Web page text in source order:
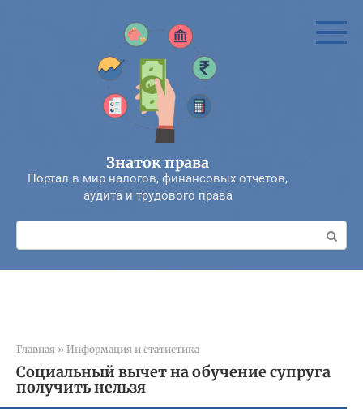
Знаток права
Портал в мир налогов, финансовых отчетов,
аудита и трудового права
Поиск:
Главная » Информация и статистика
Социальный вычет на обучение супруга
получить нельзя